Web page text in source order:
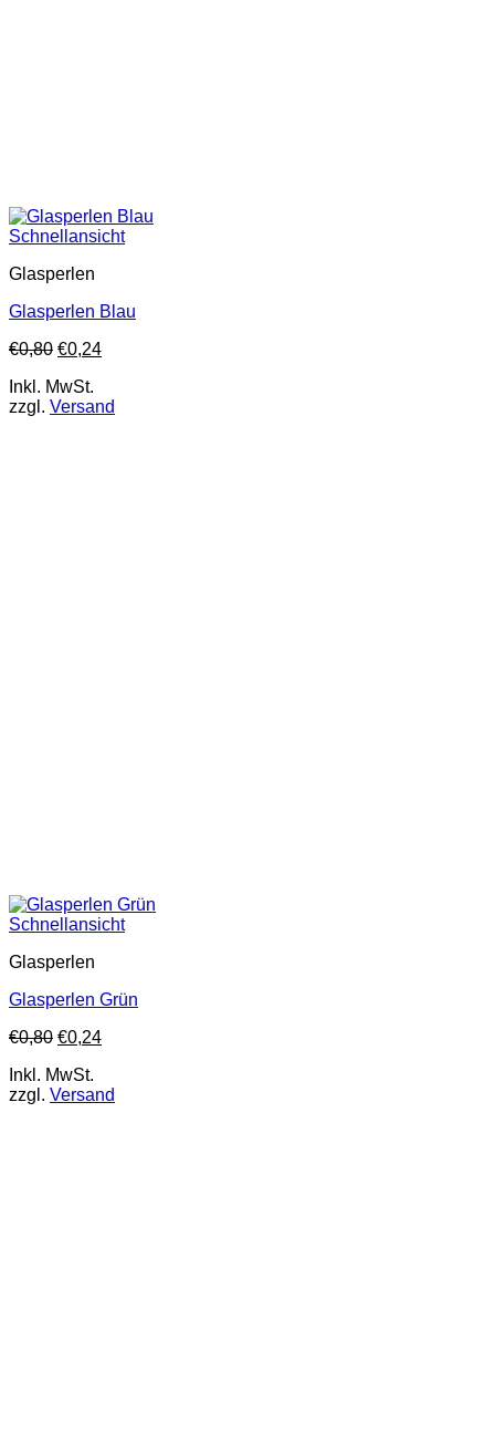
Schnellansicht
Glasperlen
Glasperlen Blau
€0,80 €0,24
Inkl. MwSt.
zzgl. Versand
Schnellansicht
Glasperlen
Glasperlen Grün
€0,80 €0,24
Inkl. MwSt.
zzgl. Versand